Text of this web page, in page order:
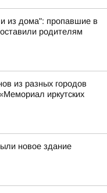
из дома": пропавшие в
родителям
из разных городов
иркутских
новое здание